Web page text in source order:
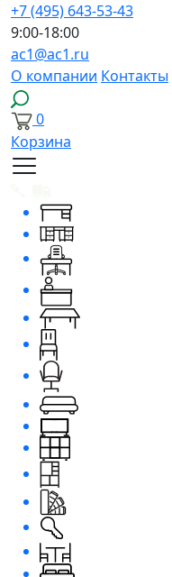
+7 (495) 643-53-43
9:00-18:00
ac1@ac1.ru
О компании Контакты
0
Корзина